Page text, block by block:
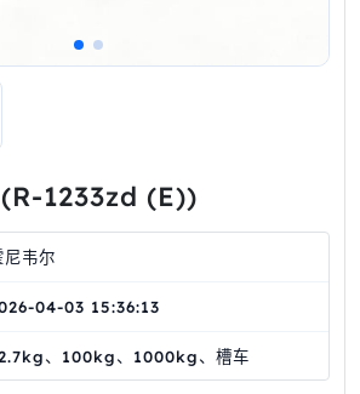
(E))
尼韦尔
04-03 15:36:13
、100kg、1000kg、槽车